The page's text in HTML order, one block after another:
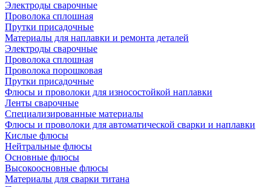
Электроды сварочные
Проволока сплошная
Прутки присадочные
Материалы для наплавки и ремонта деталей
Электроды сварочные
Проволока сплошная
Проволока порошковая
Прутки присадочные
Флюсы и проволоки для износостойкой наплавки
Ленты сварочные
Специализированные материалы
Флюсы и проволоки для автоматической сварки и наплавки
Кислые флюсы
Нейтральные флюсы
Основные флюсы
Высокоосновные флюсы
Материалы для сварки титана